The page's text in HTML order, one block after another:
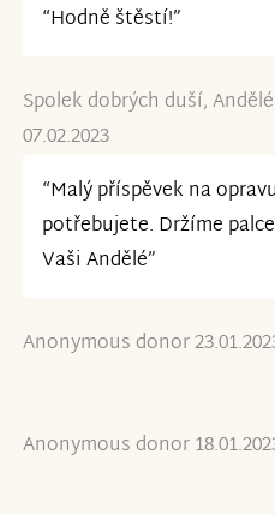
“Hodně štěstí!”
Spolek dobrých duší,
07.02.2023
“Malý příspěvek na
potřebujete. Držíme
Vaši Andělé”
Anonymous donor
Anonymous donor